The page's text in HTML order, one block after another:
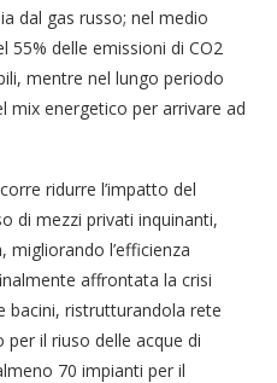
dal gas russo; nel medio
55% delle emissioni di CO2
mentre nel lungo periodo
mix energetico per arrivare ad
ridurre l’impatto del
di mezzi privati inquinanti,
migliorando l’efficienza
affrontata la crisi
bacini, ristrutturandola rete
il riuso delle acque di
70 impianti per il